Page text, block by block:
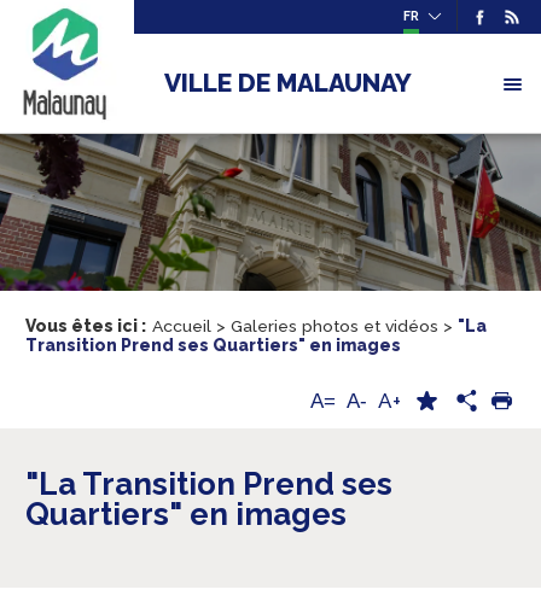
FR
VILLE DE MALAUNAY
Vous êtes ici : Accueil > Galeries photos et vidéos > "La
Transition Prend ses Quartiers" en images
A= A- A+
"La Transition Prend ses
Quartiers" en images